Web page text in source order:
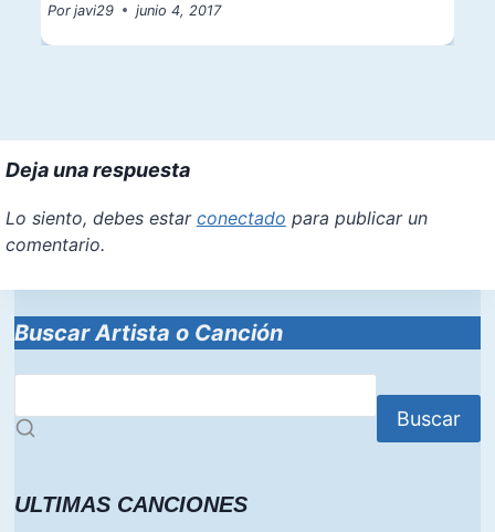
Por javi29 junio 4, 2017
Deja una respuesta
Lo siento, debes estar conectado para publicar un
comentario.
Buscar Artista o Canción
Buscar
ULTIMAS CANCIONES